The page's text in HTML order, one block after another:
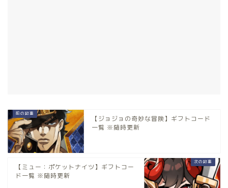
【ジョジョの奇妙な冒険】ギフトコード
一覧 ※随時更新
【ミュー：ポケットナイツ】ギフトコー
ド一覧 ※随時更新